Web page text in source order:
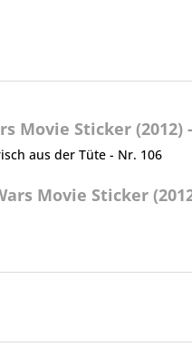
Movie Sticker (2012)
aus der Tüte - Nr. 106
Movie Sticker